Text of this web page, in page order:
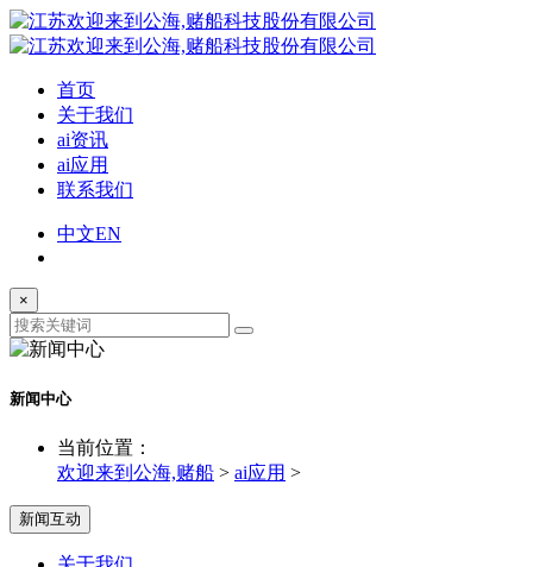
首页
关于我们
ai资讯
ai应用
联系我们
中文EN
×
新闻中心
当前位置：
欢迎来到公海,赌船 > ai应用 >
新闻互动